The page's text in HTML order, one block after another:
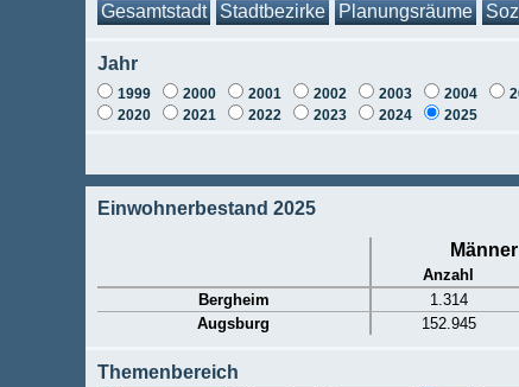
Gesamtstadt
Stadtbezirke Planungsräume
Jahr
1999 2000 2001 2002 2003 2004
2020
2021 2022 2023 2024 2025
Einwohnerbestand 2025
Männer
Anzahl
Bergheim
1.314
Augsburg
152.945
Themenbereich